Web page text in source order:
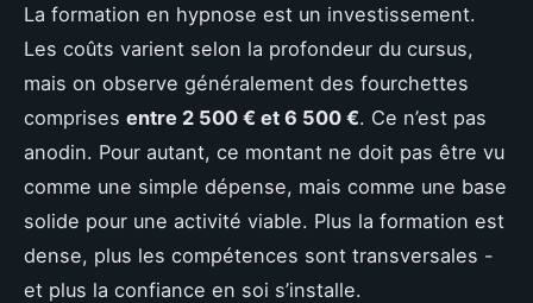
La formation en hypnose est un investissement.
Les coûts varient selon la profondeur du cursus,
mais on observe généralement des fourchettes
comprises entre 2 500 € et 6 500 €. Ce n’est pas
anodin. Pour autant, ce montant ne doit pas être vu
comme une simple dépense, mais comme une base
solide pour une activité viable. Plus la formation est
dense, plus les compétences sont transversales -
et plus la confiance en soi s’installe.